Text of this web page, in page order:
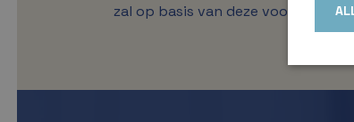
zal op basis van deze